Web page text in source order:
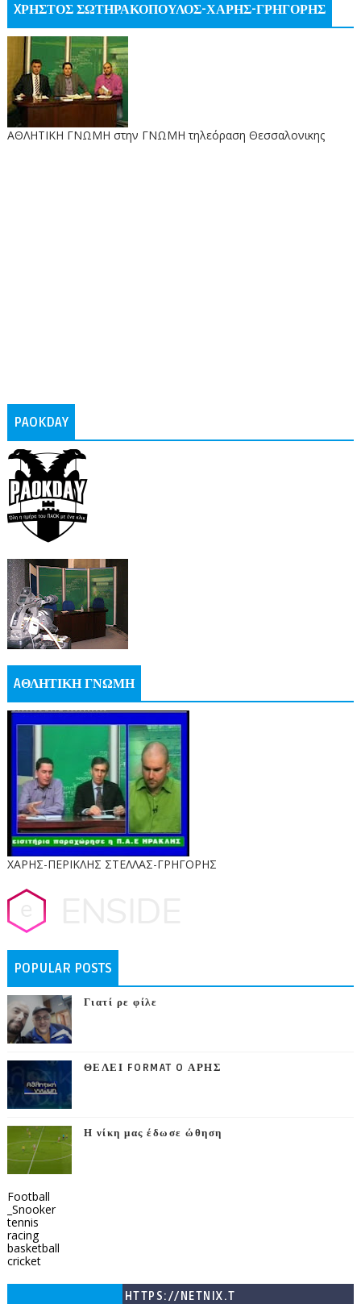
XΡΗΣΤΟΣ ΣΩΤΗΡΑΚΟΠΟΥΛΟΣ-ΧΑΡΗΣ-ΓΡΗΓΟΡΗΣ
ΑΘΛΗΤΙΚΗ ΓΝΩΜΗ στην ΓΝΩΜΗ τηλεόραση Θεσσαλονικης
PAOKDAY
AΘΛΗΤΙΚΗ ΓΝΩΜΗ
ΧΑΡΗΣ-ΠΕΡΙΚΛΗΣ ΣΤΕΛΛΑΣ-ΓΡΗΓΟΡΗΣ
POPULAR POSTS
Γιατί ρε φίλε
ΘΕΛΕΙ FORMAT O ΑΡΗΣ
Η νίκη μας έδωσε ώθηση
Football
_Snooker
tennis
racing
basketball
cricket
HTTPS://NETNIX.T